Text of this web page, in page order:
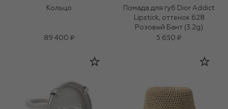
Кольцо
89 400 ₽
Помада для губ Dior Addict
Lipstick, оттенок 628
Розовый Бант (3.2g)
5 650 ₽